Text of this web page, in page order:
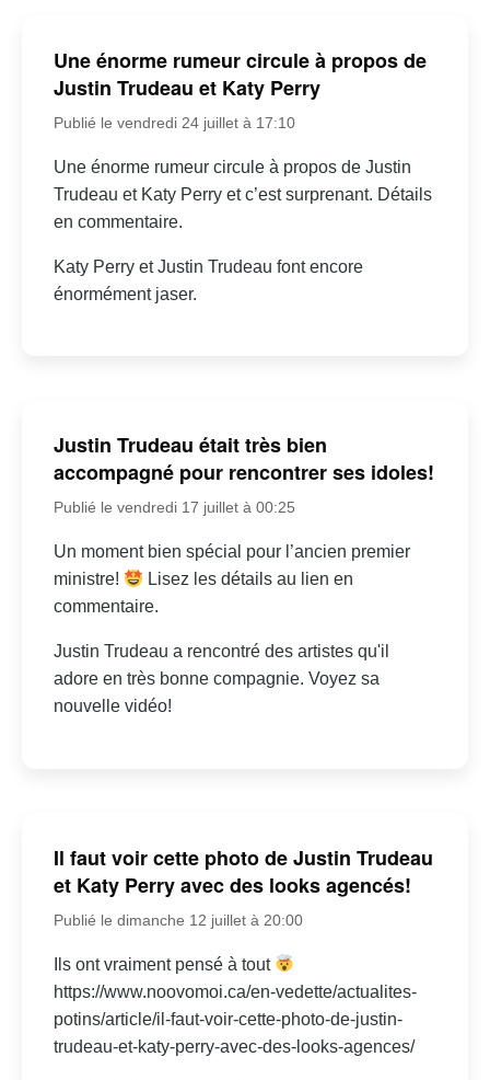
Une énorme rumeur circule à propos de
Justin Trudeau et Katy Perry
Publié le vendredi 24 juillet à 17:10
Une énorme rumeur circule à propos de Justin
Trudeau et Katy Perry et c’est surprenant. Détails
en commentaire.
Katy Perry et Justin Trudeau font encore
énormément jaser.
Justin Trudeau était très bien
accompagné pour rencontrer ses idoles!
Publié le vendredi 17 juillet à 00:25
Un moment bien spécial pour l’ancien premier
ministre!
Lisez les détails au lien en
commentaire.
Justin Trudeau a rencontré des artistes qu'il
adore en très bonne compagnie. Voyez sa
nouvelle vidéo!
Il faut voir cette photo de Justin Trudeau
et Katy Perry avec des looks agencés!
Publié le dimanche 12 juillet à 20:00
Ils ont vraiment pensé à tout
https://www.noovomoi.ca/en-vedette/actualites-
potins/article/il-faut-voir-cette-photo-de-justin-
trudeau-et-katy-perry-avec-des-looks-agences/